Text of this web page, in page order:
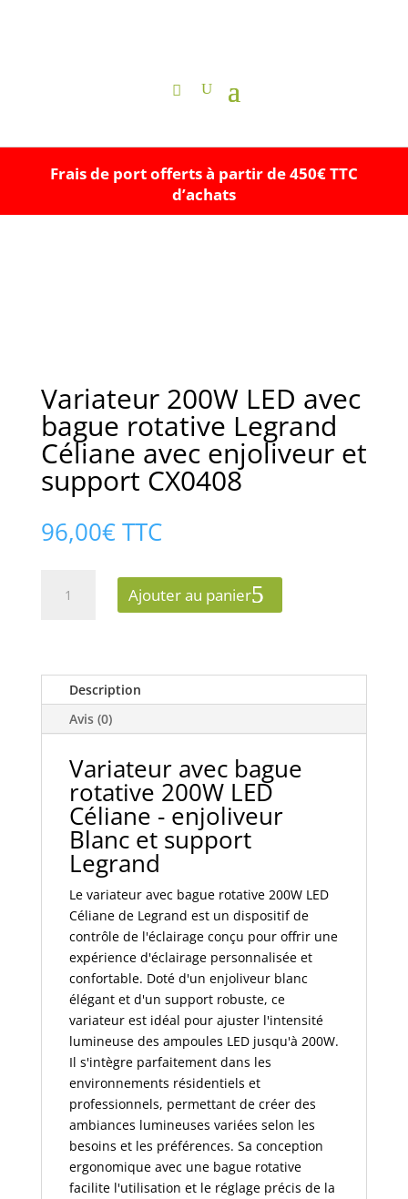
Frais de port offerts à partir de 450€ TTC
d’achats
Variateur 200W LED avec
bague rotative Legrand
Céliane avec enjoliveur et
support CX0408
96,00€ TTC
bague
rotative
Céliane
enjoliveur
support
CX0408
Ajouter au panier
Description
Avis (0)
Variateur avec bague
rotative 200W LED
Céliane - enjoliveur
Blanc et support
Legrand
Le variateur avec bague rotative 200W LED
Céliane de Legrand est un dispositif de
contrôle de l'éclairage conçu pour offrir une
expérience d'éclairage personnalisée et
confortable. Doté d'un enjoliveur blanc
élégant et d'un support robuste, ce
variateur est idéal pour ajuster l'intensité
lumineuse des ampoules LED jusqu'à 200W.
Il s'intègre parfaitement dans les
environnements résidentiels et
professionnels, permettant de créer des
ambiances lumineuses variées selon les
besoins et les préférences. Sa conception
ergonomique avec une bague rotative
facilite l'utilisation et le réglage précis de la